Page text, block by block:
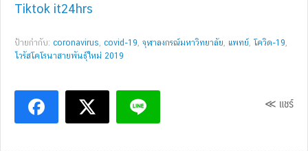
Tiktok it24hrs
ป้ายกำกับ: coronavirus, covid-19, จุฬาลงกรณ์มหาวิทยาลัย, แพทย์, โควิด-19,
ไวรัสโคโรนาสายพันธุ์ใหม่ 2019
≪ แชร์